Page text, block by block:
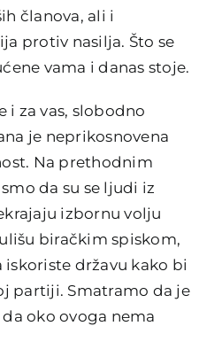
članova, ali i
protiv nasilja. Što se
vama i danas stoje.
i za vas, slobodno
je neprikosnovena
Na prethodnim
da su se ljudi iz
izbornu volju
biračkim spiskom,
iskoriste državu kako bi
partiji. Smatramo da je
oko ovoga nema